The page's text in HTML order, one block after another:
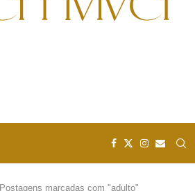
Postagens marcadas com "adulto"